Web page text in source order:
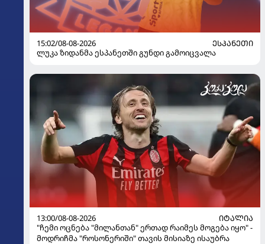
15:02/08-08-2026
ᲔᲡᲞᲐᲜᲔᲗᲘ
ლუკა ზიდანმა ესპანეთში გუნდი გამოიცვალა
13:00/08-08-2026
ᲘᲢᲐᲚᲘᲐ
"ჩემი ოცნება "მილანთან" ერთად რაიმეს მოგება იყო" -
მოდრიჩმა "როსონერიში" თავის მისიაზე ისაუბრა